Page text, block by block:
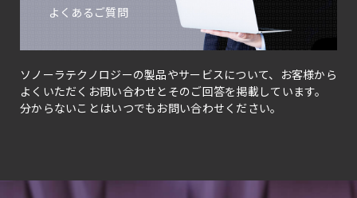
よくあるご質問
ソノーラテクノロジーの製品やサービスについて、お客様から
よくいただくお問い合わせとそのご回答を掲載しています。
分からないことはいつでもお問い合わせください。